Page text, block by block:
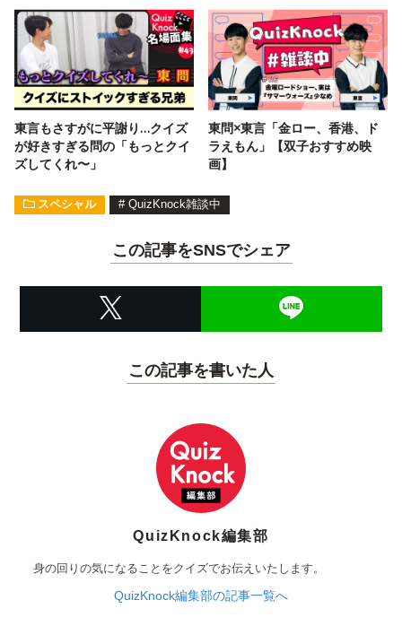
東言もさすがに平謝り…クイズ
が好きすぎる問の「もっとクイ
ズしてくれ〜」
東問×東言「金ロー、香港、ド
ラえもん」【双子おすすめ映
画】
スペシャル # QuizKnock雑談中
この記事をSNSでシェア
この記事を書いた人
QuizKnock編集部
身の回りの気になることをクイズでお伝えいたします。
QuizKnock編集部の記事一覧へ